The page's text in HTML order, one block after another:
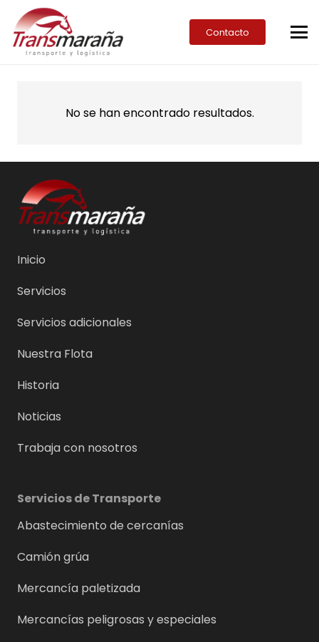
Contacto
No se han encontrado resultados.
Inicio
Servicios
Servicios adicionales
Nuestra Flota
Historia
Noticias
Trabaja con nosotros
Servicios de Transporte
Abastecimiento de cercanías
Camión grúa
Mercancía paletizada
Mercancías peligrosas y especiales